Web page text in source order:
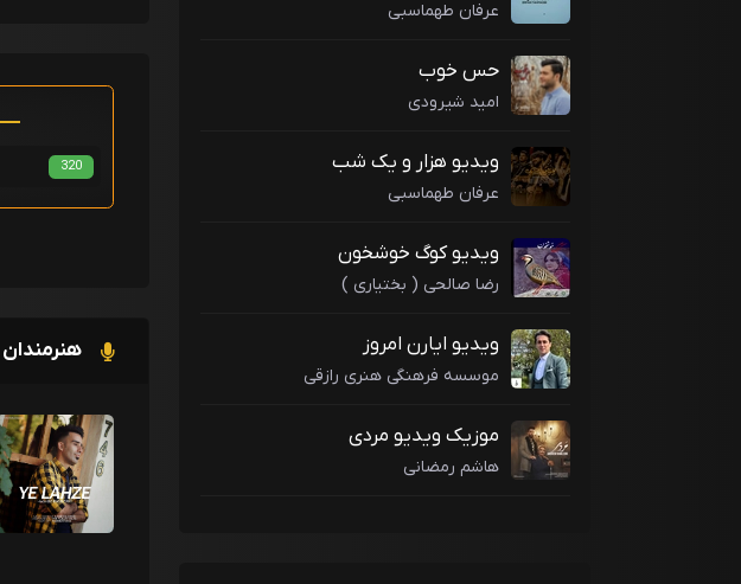
عرفان طهماسبی
حس خوب
امید شیرودی
ویدیو هزار و یک شب
عرفان طهماسبی
ویدیو کوگ خوشخون
رضا صالحی ( بختیاری )
ویدیو ایارن امروز
موسسه فرهنگی هنری رازقی
موزیک ویدیو مردی
هاشم رمضانی
320
هنرمندان